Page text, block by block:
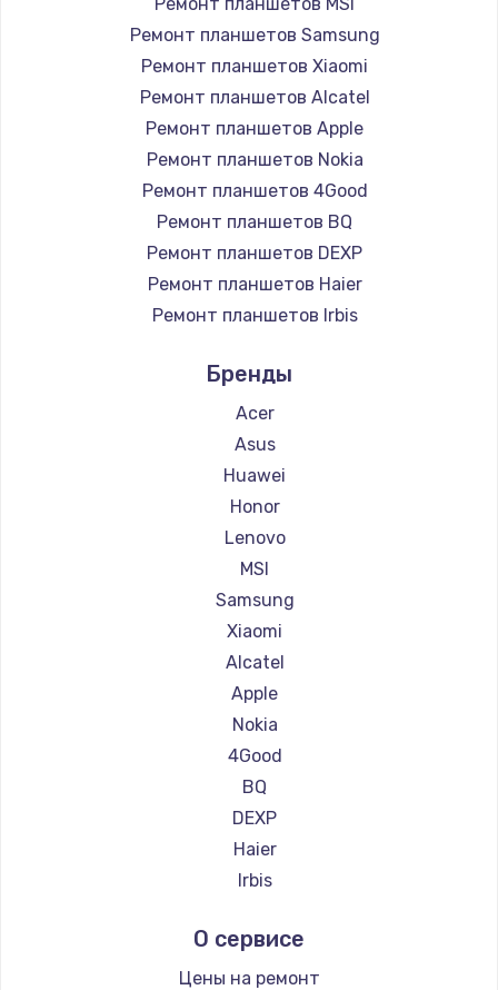
Ремонт планшетов Samsung
Ремонт планшетов Xiaomi
Ремонт планшетов Alcatel
Ремонт планшетов Apple
Ремонт планшетов Nokia
Ремонт планшетов 4Good
Ремонт планшетов BQ
Ремонт планшетов DEXP
Ремонт планшетов Haier
Ремонт планшетов Irbis
Ремонт планшетов Microsoft
Ремонт планшетов BlackView
Ремонт планшетов Amazon
Ремонт планшетов Aquarius
Ремонт планшетов Philips
Ремонт планшетов Dell
Ремонт планшетов HP
Ремонт планшетов Getac
Ремонт планшетов ZTE
Ремонт планшетов Google
Ремонт планшетов Navitel
Ремонт планшетов Teclast
Ремонт планшетов CHUWI
Бренды
Acer
Asus
Huawei
Honor
Lenovo
MSI
Samsung
Xiaomi
Alcatel
Apple
Nokia
4Good
BQ
DEXP
Haier
Irbis
Microsoft
BlackView
О сервисе
Цены на ремонт